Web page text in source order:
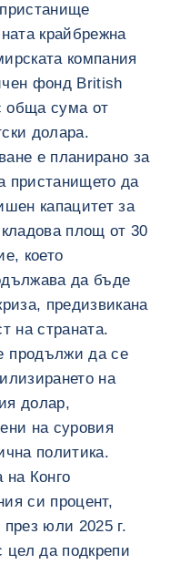
крайбрежна
компания
фонд British
обща сума от
долара.
е планирано за
пристанището да
капацитет за
площ от 30
което
да бъде
предизвикана
на страната.
продължи да се
на
долар,
на суровия
политика.
на Конго
си процент,
юли 2025 г.
цел да подкрепи